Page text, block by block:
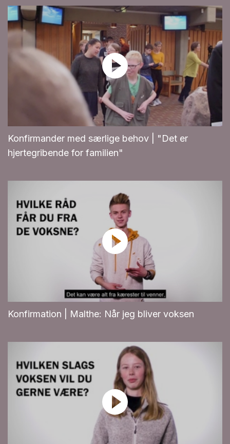
Konfirmander med særlige behov | "Det er
hjertegribende for familien"
Konfirmation | Malthe: Når jeg bliver voksen